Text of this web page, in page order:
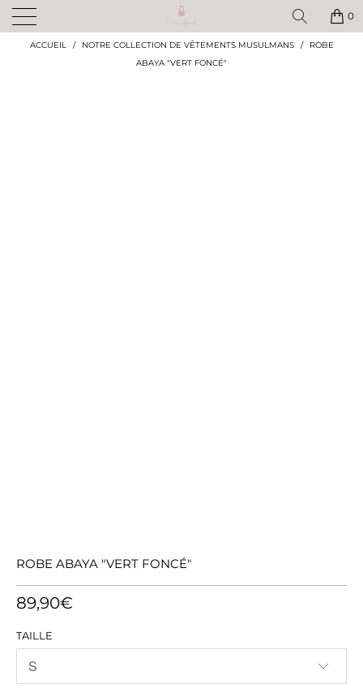
✨ BÉNÉFICIEZ DE -10% SUR TOUTE VOTRE COMMANDE AVEC LE CODE :
MISS10 ! ✨ 0
ACCUEIL / NOTRE COLLECTION DE VÊTEMENTS MUSULMANS /
ROBE
ABAYA "VERT FONCÉ"
ROBE ABAYA "VERT FONCÉ"
89,90€
TAILLE